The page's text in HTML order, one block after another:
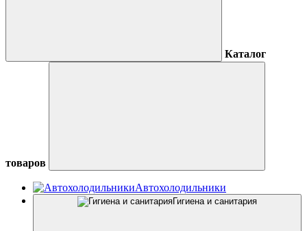
Каталог
товаров
Автохолодильники
Гигиена и санитария